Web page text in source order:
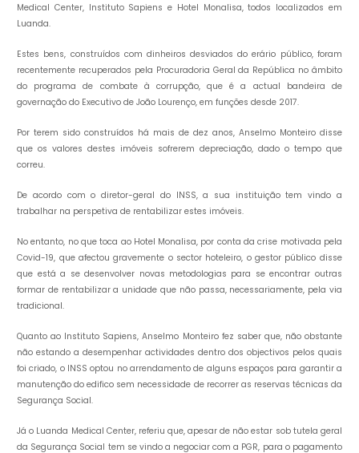
Medical Center, Instituto Sapiens e Hotel Monalisa, todos localizados em
Luanda.
Estes bens, construídos com dinheiros desviados do erário público, foram
recentemente recuperados pela Procuradoria Geral da República no âmbito
do programa de combate à corrupção, que é a actual bandeira de
governação do Executivo de João Lourenço, em funções desde 2017.
Por terem sido construídos há mais de dez anos, Anselmo Monteiro disse
que os valores destes imóveis sofrerem depreciação, dado o tempo que
correu.
De acordo com o diretor-geral do INSS, a sua instituição tem vindo a
trabalhar na perspetiva de rentabilizar estes imóveis.
No entanto, no que toca ao Hotel Monalisa, por conta da crise motivada pela
Covid-19, que afectou gravemente o sector hoteleiro, o gestor público disse
que está a se desenvolver novas metodologias para se encontrar outras
formar de rentabilizar a unidade que não passa, necessariamente, pela via
tradicional.
Quanto ao Instituto Sapiens, Anselmo Monteiro fez saber que, não obstante
não estando a desempenhar actividades dentro dos objectivos pelos quais
foi criado, o INSS optou no arrendamento de alguns espaços para garantir a
manutenção do edifico sem necessidade de recorrer as reservas técnicas da
Segurança Social.
Já o Luanda Medical Center, referiu que, apesar de não estar sob tutela geral
da Segurança Social tem se vindo a negociar com a PGR, para o pagamento